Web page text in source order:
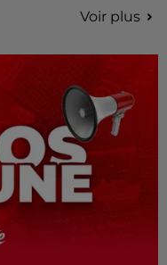
Voir plus